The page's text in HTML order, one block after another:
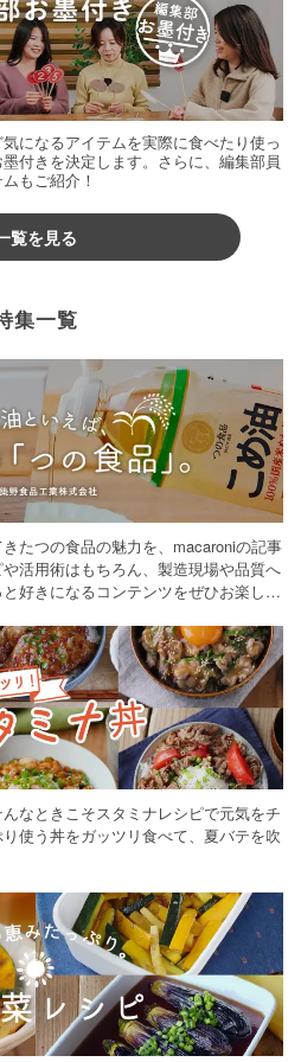
になるアイテムを実際に食べたり使っ
付きを決定します。さらに、編集部員
もご紹介！
覧を見る
集一覧
たつの食品の魅力を、macaroniの記事
活用術はもちろん、製造現場や品質へ
好きになるコンテンツをぜひお楽しみ
なときこそスタミナレシピで元気をチ
使う丼をガッツリ食べて、夏バテを吹